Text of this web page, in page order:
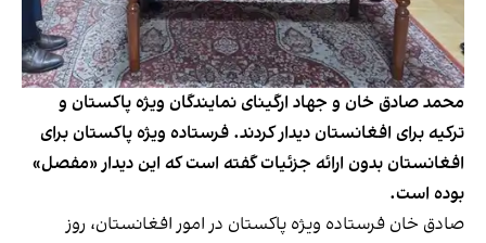
محمد صادق خان و جهاد ارگینای نمایندگان ویژه پاکستان و
ترکیه برای افغانستان دیدار کردند. فرستاده ویژه پاکستان برای
افغانستان بدون ارائه جزئیات گفته است که این دیدار «مفصل»
بوده است.
صادق خان فرستاده ویژه پاکستان در امور افغانستان، روز